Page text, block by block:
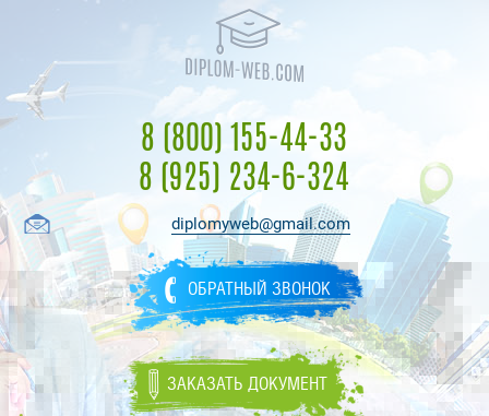
8 (800) 155-44-33
8 (925) 234-6-324
diplomyweb@gmail.com
ОБРАТНЫЙ ЗВОНОК
ЗАКАЗАТЬ ДОКУМЕНТ